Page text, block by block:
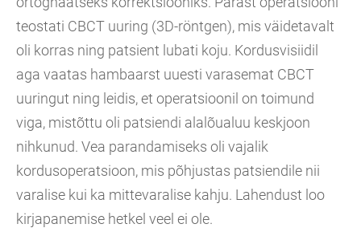
teostati CBCT uuring (3D-röntgen), mis väidetavalt
oli korras ning patsient lubati koju. Kordusvisiidil
aga vaatas hambaarst uuesti varasemat CBCT
uuringut ning leidis, et operatsioonil on toimund
viga, mistõttu oli patsiendi alalõualuu keskjoon
nihkunud. Vea parandamiseks oli vajalik
kordusoperatsioon, mis põhjustas patsiendile nii
varalise kui ka mittevaralise kahju. Lahendust loo
kirjapanemise hetkel veel ei ole.